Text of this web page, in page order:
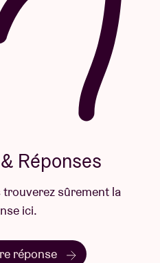
Réponses
trouverez sûrement la
ici.
réponse